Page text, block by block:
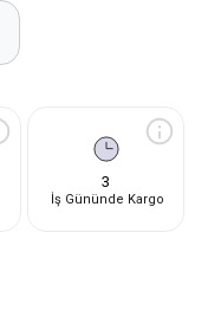
3
İş Gününde Kargo